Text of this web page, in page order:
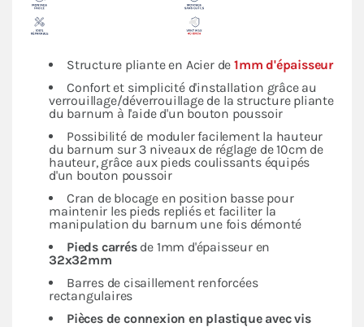
Structure pliante en Acier de 1mm d'épaisseur
Confort et simplicité d'installation grâce au
verrouillage/déverrouillage de la structure pliante
du barnum à l'aide d'un bouton poussoir
Possibilité de moduler facilement la hauteur
du barnum sur 3 niveaux de réglage de 10cm de
hauteur, grâce aux pieds coulissants équipés
d'un bouton poussoir
Cran de blocage en position basse pour
maintenir les pieds repliés et faciliter la
manipulation du barnum une fois démonté
Pieds carrésde 1mm d'épaisseur en
32x32mm
Barres de cisaillement renforcées
rectangulaires
Pièces de connexion en plastique avec vis